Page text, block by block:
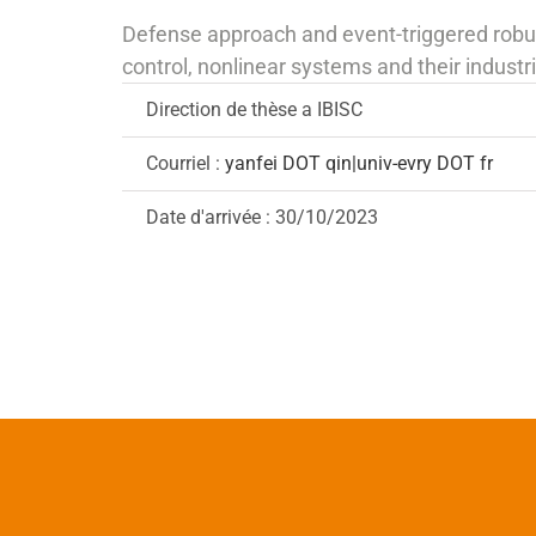
Defense approach and event-triggered
control, nonlinear systems and their
Direction de thèse a IBISC
Courriel : yanfei DOT qin|univ-evry DOT fr
Date d'arrivée : 30/10/2023